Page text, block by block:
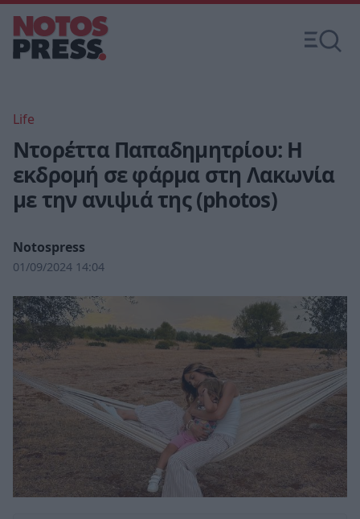
Life
Ντορέττα Παπαδημητρίου: Η
εκδρομή σε φάρμα στη Λακωνία
με την ανιψιά της (photos)
Notospress
01/09/2024 14:04